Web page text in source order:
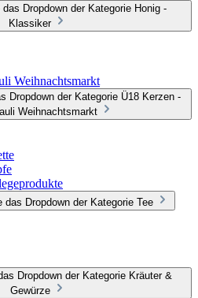
Dropdown der Kategorie Honig -
Klassiker
Weihnachtsmarkt
Dropdown der Kategorie Ü18 Kerzen -
Weihnachtsmarkt
Dropdown der Kategorie Tee
Dropdown der Kategorie Kräuter &
Gewürze